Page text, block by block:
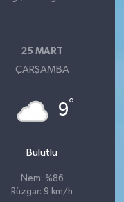
25 MART
ÇARŞAMBA
9°
Bulutlu
Nem: %86
Rüzgar: 9 km/h